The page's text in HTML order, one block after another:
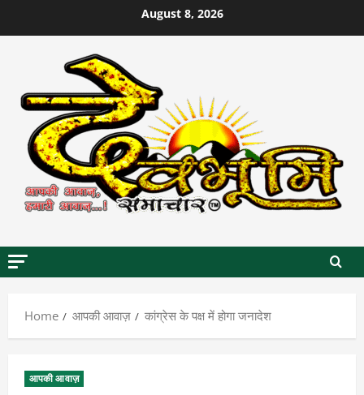
to
August 8, 2026
Home आपकी आवाज़ कांग्रेस के पक्ष में होगा जनादेश
आपकी आवाज़